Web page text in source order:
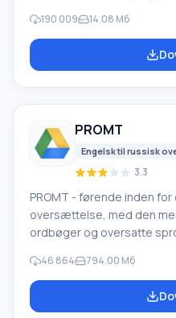
slettet uden om
software, mistet på
tømning af papirkurven,
190 009 14.08 Мб
PROMT
Engelsk til russisk
3.3
PROMT - førende inden
oversættelse, med den
ordbøger og oversatte
oversættelsessystemer til
virksomheder. PROMT-
enhver tekst ved hjælp af
46 864 794.00 Мб